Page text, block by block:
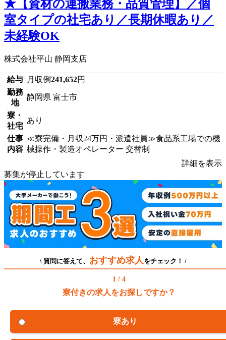
★【資材の運搬業務・品質管理】／個
室タイプの社宅あり／長期休暇あり／
未経験OK
株式会社平山 静岡支店
給与 月収例241,652円
勤務
地
静岡県 富士市
寮・
社宅
あり
仕事
内容
≪寮完備・月収24万円・派遣社員≫食品系工場での機
械操作・製造オペレーター 交替制
詳細を表示
募集が停止しています
\ 質問に答えて、 おすすめ求人 をチェック！ /
1 / 4
寮付きの求人をお探しですか？
寮あり